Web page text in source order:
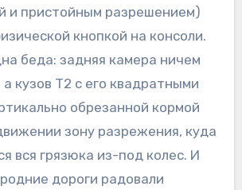
и пристойным разрешением)
кнопкой на консоли.
беда: задняя камера ничем
кузов Т2 с его квадратными
обрезанной кормой
зону разрежения, куда
вся грязюка из-под колес. И
дороги радовали